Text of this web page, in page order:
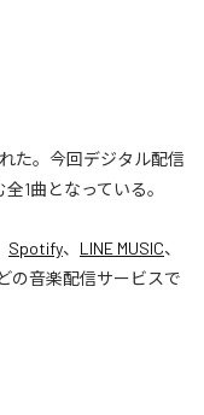
れた。今回デジタル配信
1曲となっている。
Spotify、 LINE MUSIC、
の音楽配信サービスで